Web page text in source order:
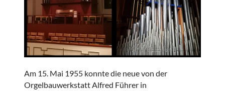
Am 15. Mai 1955 konnte die neue von der
Orgelbauwerkstatt Alfred Führer in